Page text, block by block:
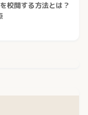
校閲する方法とは？